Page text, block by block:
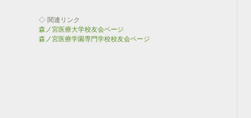
ウ
で
開
き
◇ 関連リンク
森ノ宮医療大学校友会ページ
森ノ宮医療学園専門学校校友会ページ